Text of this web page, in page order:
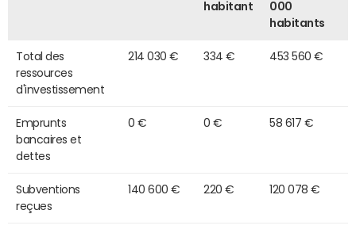
habitant
000
habitants
Total des
ressources
d'investissement
214 030 € 334 € 453 560 €
Emprunts
bancaires et
dettes
0 € 0 € 58 617 €
Subventions
reçues
140 600 € 220 € 120 078 €